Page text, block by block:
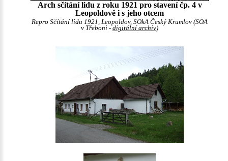
Arch sčítání lidu z roku 1921 pro stavení čp. 4 v
Leopoldově i s jeho otcem
Repro Sčítání lidu 1921, Leopoldov, SOkA Český Krumlov (SOA
v Třeboni - digitální archiv)